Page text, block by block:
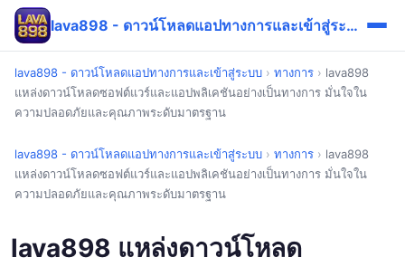
lava898 - ดาวน์โหลดแอปทางการและเข้าสู่ระบบ
lava898 - ดาวน์โหลดแอปทางการและเข้าสู่ระบบ › ทางการ › lava898
แหล่งดาวน์โหลดซอฟต์แวร์และแอปพลิเคชันอย่างเป็นทางการ มั่นใจใน
ความปลอดภัยและคุณภาพระดับมาตรฐาน
lava898 - ดาวน์โหลดแอปทางการและเข้าสู่ระบบ › ทางการ › lava898
แหล่งดาวน์โหลดซอฟต์แวร์และแอปพลิเคชันอย่างเป็นทางการ มั่นใจใน
ความปลอดภัยและคุณภาพระดับมาตรฐาน
lava898 แหล่งดาวน์โหลด